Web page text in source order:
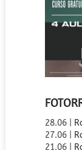
28.06 |
27.06 |
21.06 |